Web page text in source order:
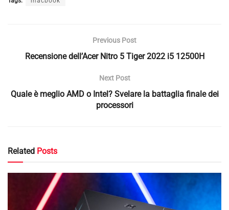
Previous Post
Recensione dell’Acer Nitro 5 Tiger 2022 i5 12500H
Next Post
Quale è meglio AMD o Intel? Svelare la battaglia finale dei
processori
Related Posts